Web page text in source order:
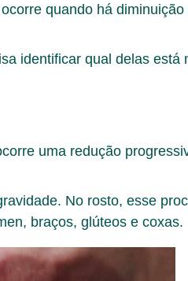
quando há diminuição
identificar qual delas está
uma redução
No rosto, esse
braços, glúteos e coxas.